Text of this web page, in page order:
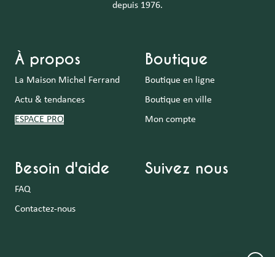
depuis 1976.
À propos
La Maison Michel Ferrand
Actu & tendances
ESPACE PRO
Boutique
Boutique en ligne
Boutique en ville
Mon compte
Besoin d'aide
FAQ
Contactez-nous
Suivez nous